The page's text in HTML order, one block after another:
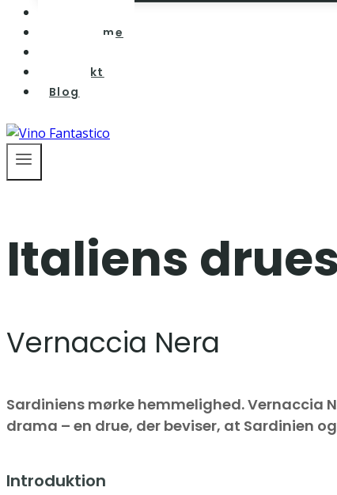
Vinturisme
Kontakt
Blog
Italiens
Vernaccia Nera
Sardiniens mørke hemmelighed. Vernaccia
drama – en drue, der beviser, at Sardinien
Introduktion